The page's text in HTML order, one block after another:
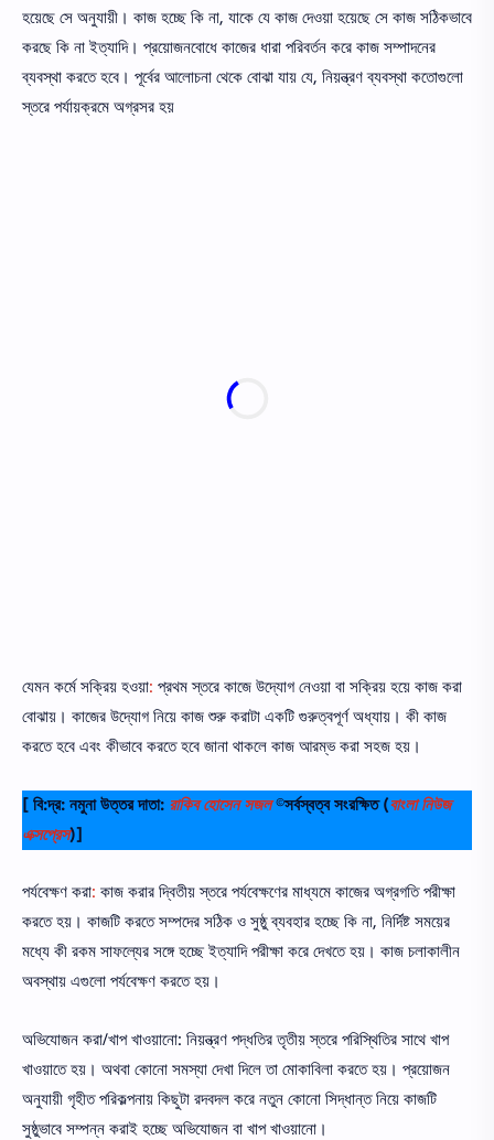
হয়েছে সে অনুযায়ী। কাজ হচ্ছে কি না, যাকে যে কাজ দেওয়া হয়েছে সে কাজ সঠিকভাবে
করছে কি না ইত্যাদি। প্রয়ােজনবােধে কাজের ধারা পরিবর্তন করে কাজ সম্পাদনের
ব্যবস্থা করতে হবে। পূর্বের আলােচনা থেকে বােঝা যায় যে, নিয়ন্ত্রণ ব্যবস্থা কতােগুলাে
স্তরে পর্যায়ক্রমে অগ্রসর হয়
যেমন কর্মে সক্রিয় হওয়া: প্রথম স্তরে কাজে উদ্যোগ নেওয়া বা সক্রিয় হয়ে কাজ করা
বােঝায়। কাজের উদ্যোগ নিয়ে কাজ শুরু করাটা একটি গুরুত্বপূর্ণ অধ্যায়। কী কাজ
করতে হবে এবং কীভাবে করতে হবে জানা থাকলে কাজ আরম্ভ করা সহজ হয়।
[ বি:দ্র: নমুনা উত্তর দাতা: রাকিব হোসেন সজল©সর্বস্বত্ব সংরক্ষিত (বাংলা নিউজ
এক্সপ্রেস)]
পর্যবেক্ষণ করা: কাজ করার দ্বিতীয় স্তরে পর্যবেক্ষণের মাধ্যমে কাজের অগ্রগতি পরীক্ষা
করতে হয়। কাজটি করতে সম্পদের সঠিক ও সুষ্ঠু ব্যবহার হচ্ছে কি না, নির্দিষ্ট সময়ের
মধ্যে কী রকম সাফল্যের সঙ্গে হচ্ছে ইত্যাদি পরীক্ষা করে দেখতে হয়। কাজ চলাকালীন
অবস্থায় এগুলাে পর্যবেক্ষণ করতে হয়।
অভিযােজন করা/খাপ খাওয়ানাে: নিয়ন্ত্রণ পদ্ধতির তৃতীয় স্তরে পরিস্থিতির সাথে খাপ
খাওয়াতে হয়। অথবা কোনাে সমস্যা দেখা দিলে তা মােকাবিলা করতে হয়। প্রয়ােজন
অনুযায়ী গৃহীত পরিকল্পনায় কিছুটা রদবদল করে নতুন কোনাে সিদ্ধান্ত নিয়ে কাজটি
সুষ্ঠুভাবে সম্পন্ন করাই হচ্ছে অভিযােজন বা খাপ খাওয়ানাে।